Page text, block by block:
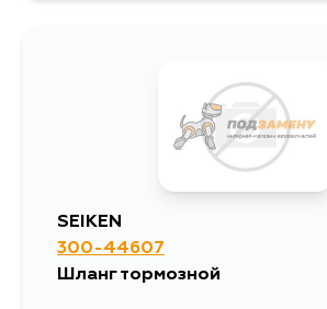
SEIKEN
300-44607
Шланг тормозной